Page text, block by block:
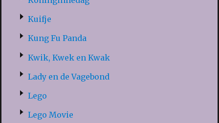
Kuifje
Kung Fu Panda
Kwik, Kwek en Kwak
Lady en de Vagebond
Lego
Lego Movie